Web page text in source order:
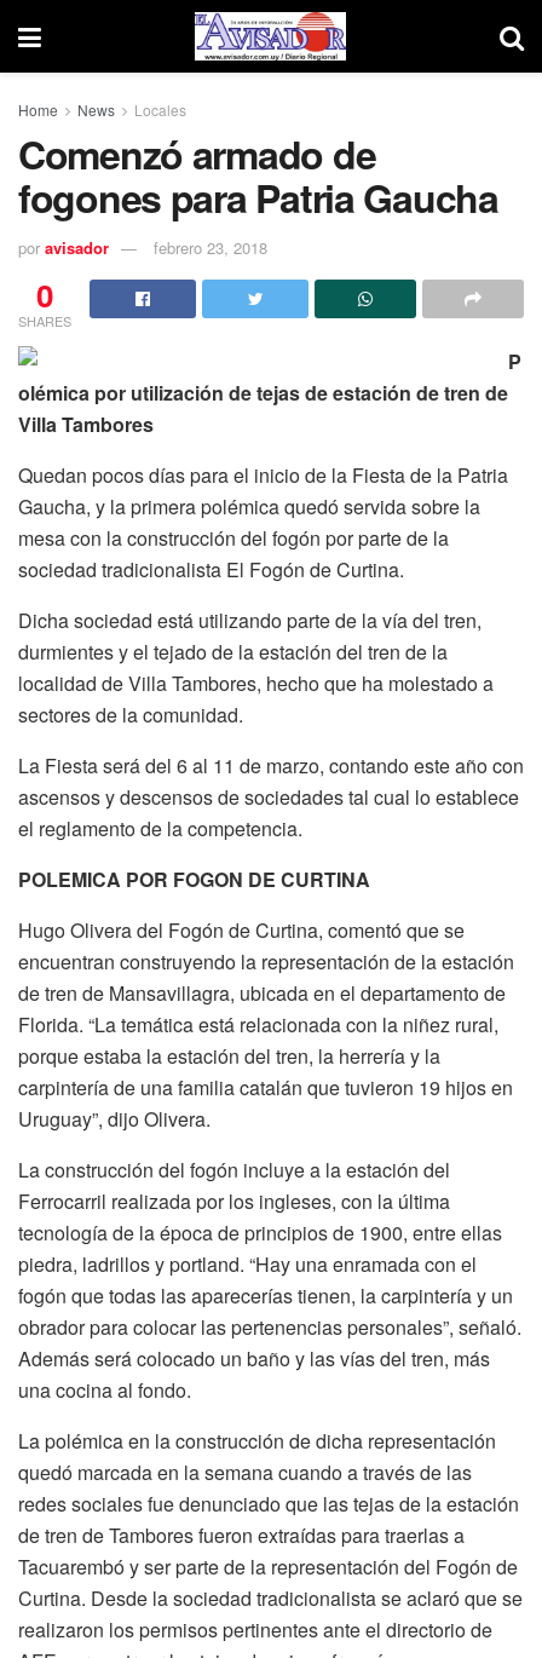
Home News Locales
Comenzó armado de
fogones para Patria Gaucha
por avisador febrero 23, 2018
0
SHARES
P
olémica por utilización de tejas de estación de tren de
Villa Tambores
Quedan pocos días para el inicio de la Fiesta de la Patria
Gaucha, y la primera polémica quedó servida sobre la
mesa con la construcción del fogón por parte de la
sociedad tradicionalista El Fogón de Curtina.
Dicha sociedad está utilizando parte de la vía del tren,
durmientes y el tejado de la estación del tren de la
localidad de Villa Tambores, hecho que ha molestado a
sectores de la comunidad.
La Fiesta será del 6 al 11 de marzo, contando este año con
ascensos y descensos de sociedades tal cual lo establece
el reglamento de la competencia.
POLEMICA POR FOGON DE CURTINA
Hugo Olivera del Fogón de Curtina, comentó que se
encuentran construyendo la representación de la estación
de tren de Mansavillagra, ubicada en el departamento de
Florida. “La temática está relacionada con la niñez rural,
porque estaba la estación del tren, la herrería y la
carpintería de una familia catalán que tuvieron 19 hijos en
Uruguay”, dijo Olivera.
La construcción del fogón incluye a la estación del
Ferrocarril realizada por los ingleses, con la última
tecnología de la época de principios de 1900, entre ellas
piedra, ladrillos y portland. “Hay una enramada con el
fogón que todas las aparecerías tienen, la carpintería y un
obrador para colocar las pertenencias personales”, señaló.
Además será colocado un baño y las vías del tren, más
una cocina al fondo.
La polémica en la construcción de dicha representación
quedó marcada en la semana cuando a través de las
redes sociales fue denunciado que las tejas de la estación
de tren de Tambores fueron extraídas para traerlas a
Tacuarembó y ser parte de la representación del Fogón de
Curtina. Desde la sociedad tradicionalista se aclaró que se
realizaron los permisos pertinentes ante el directorio de